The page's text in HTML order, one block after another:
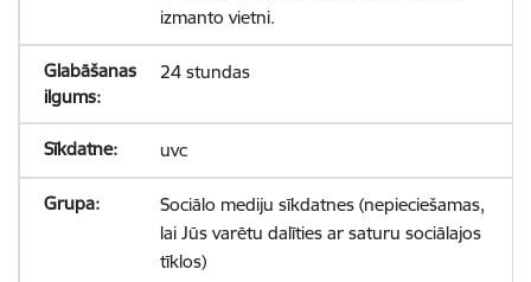
izmanto vietni.
24 stundas
uvc
Sociālo mediju sīkdatnes (nepieciešamas,
lai Jūs varētu dalīties ar saturu sociālajos
tīklos)